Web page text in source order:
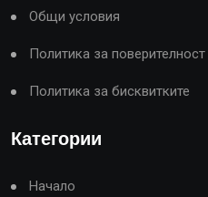
Общи условия
Политика за поверителност
Политика за бисквитките
Категории
Начало